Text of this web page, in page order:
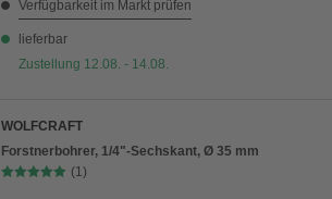
Verfügbarkeit im Markt prüfen
lieferbar
Zustellung 12.08. - 14.08.
WOLFCRAFT
Forstnerbohrer, 1/4"-Sechskant, Ø 35 mm
(1)